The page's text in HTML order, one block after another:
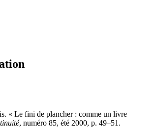
« Le fini de plancher : comme un livre
, numéro 85, été 2000, p. 49–51.